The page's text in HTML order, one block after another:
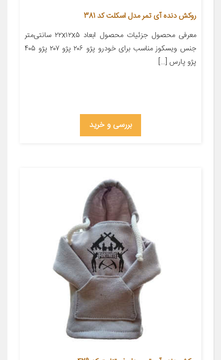
روکش دنده آی تمر مدل اسکلت کد 381
معرفی محصول جزئیات محصول ابعاد ۲۲x۱۲x۵ سانتی‌متر
جنس ویسکوز مناسب برای خودرو پژو ۲۰۶ پژو ۲۰۷ پژو ۴۰۵
پژو پارس […]
بررسی و خرید